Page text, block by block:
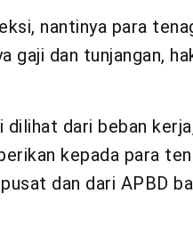
nantinya para
gaji dan tunjangan,
dilihat dari beban
kepada para
dan dari APBD